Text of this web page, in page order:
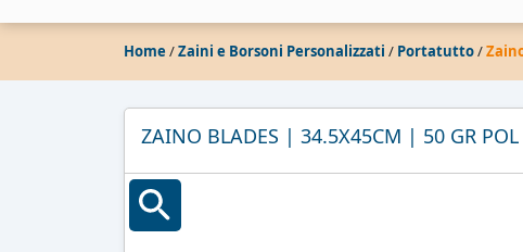
Home /Zaini e Borsoni Personalizzati / Portatutto/
ZAINO BLADES | 34.5X45CM | 50 GR